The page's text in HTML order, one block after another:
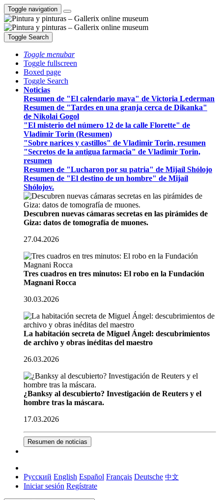
Toggle navigation
Toggle Search
Toggle menubar
Toggle fullscreen
Boxed page
Toggle Search
Noticias
Resumen de "El calendario maya" de Victoria Lederman
Resumen de "Tardes en una granja cerca de Dikanka"
de Nikolai Gogol
"El misterio del número 12 de la calle Florette" de
Vladimir Torin (Resumen)
"Sobre narices y castillos" de Vladimir Torin, resumen
"Secretos de la antigua farmacia" de Vladimir Torin,
resumen
Resumen de "Lucharon por su patria" de Mijaíl Shólojo
Resumen de "El destino de un hombre" de Mijaíl
Shólojov.
Descubren nuevas cámaras secretas en las pirámides de
Giza: datos de tomografía de muones.
27.04.2026
Tres cuadros en tres minutos: El robo en la Fundación
Magnani Rocca
30.03.2026
La habitación secreta de Miguel Ángel: descubrimientos
de archivo y obras inéditas del maestro
26.03.2026
¿Banksy al descubierto? Investigación de Reuters y el
hombre tras la máscara.
17.03.2026
Resumen de noticias
Русский English Español Français Deutsche 中文
Iniciar sesión Regístrate